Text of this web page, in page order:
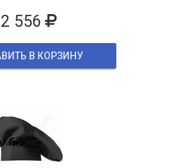
2 556
В КОРЗИНУ